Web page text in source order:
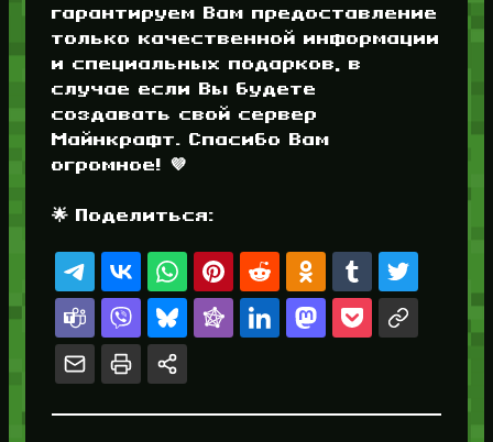
гарантируем Вам предоставление
только качественной информации
и специальных подарков, в
случае если Вы будете
создавать свой сервер
Майнкрафт. Спасибо Вам
огромное! 💜
🌟 Поделиться: